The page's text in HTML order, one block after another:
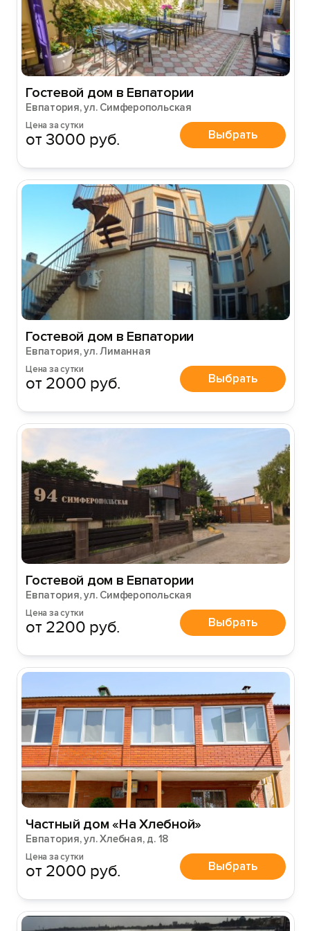
Гостевой дом в Евпатории
Евпатория, ул. Симферопольская
Цена за сутки
от 3000 руб. Выбрать
Гостевой дом в Евпатории
Евпатория, ул. Лиманная
Цена за сутки
от 2000 руб. Выбрать
Гостевой дом в Евпатории
Евпатория, ул. Симферопольская
Цена за сутки
от 2200 руб. Выбрать
Частный дом «На Хлебной»
Евпатория, ул. Хлебная, д. 18
Цена за сутки
от 2000 руб. Выбрать